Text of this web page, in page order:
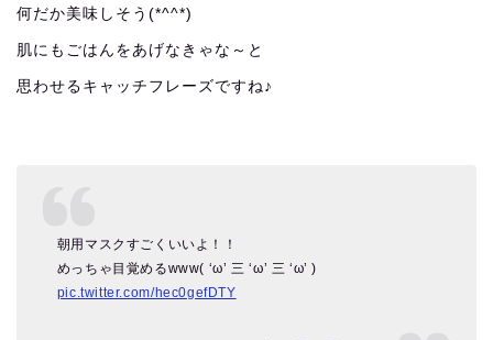
何だか美味しそう(*^^*)
肌にもごはんをあげなきゃな～と
思わせるキャッチフレーズですね♪
朝用マスクすごくいいよ！！
めっちゃ目覚めるwww( ‘ω’ 三 ‘ω’ 三 ‘ω’ )
pic.twitter.com/hec0gefDTY